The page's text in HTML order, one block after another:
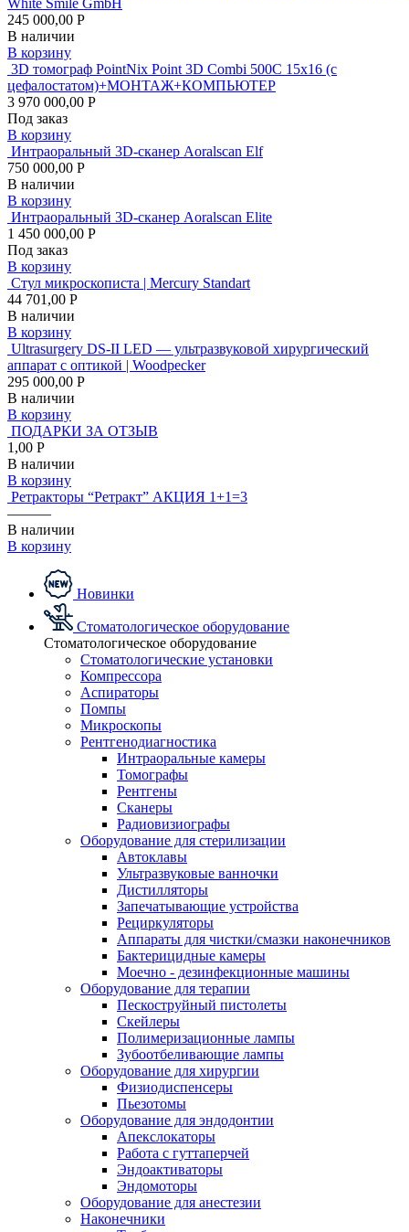
245 000,00 Р
В наличии
В корзину
3D томограф PointNix Point 3D Combi 500C 15х16 (с
цефалостатом)+МОНТАЖ+КОМПЬЮТЕР
3 970 000,00 Р
Под заказ
В корзину
Интраоральный 3D-сканер Aoralscan Elf
750 000,00 Р
В наличии
В корзину
Интраоральный 3D-сканер Aoralscan Elite
1 450 000,00 Р
Под заказ
В корзину
Стул микроскописта | Mercury Standart
44 701,00 Р
В наличии
В корзину
Ultrasurgery DS-II LED — ультразвуковой хирургический
аппарат с оптикой | Woodpecker
295 000,00 Р
В наличии
В корзину
ПОДАРКИ ЗА ОТЗЫВ
1,00 Р
В наличии
В корзину
Ретракторы “Ретракт” АКЦИЯ 1+1=3
———
В наличии
В корзину
Новинки
Стоматологическое оборудование
Стоматологическое оборудование
Стоматологические установки
Компрессора
Аспираторы
Помпы
Микроскопы
Рентгенодиагностика
Интраоральные камеры
Томографы
Рентгены
Сканеры
Радиовизиографы
Оборудование для стерилизации
Автоклавы
Ультразвуковые ванночки
Дистилляторы
Запечатывающие устройства
Рециркуляторы
Аппараты для чистки/смазки наконечников
Бактерицидные камеры
Моечно - дезинфекционные машины
Оборудование для терапии
Пескоструйный пистолеты
Скейлеры
Полимеризационные лампы
Зубоотбеливающие лампы
Оборудование для хирургии
Физиодиспенсеры
Пьезотомы
Оборудование для эндодонтии
Апекслокаторы
Работа с гуттаперчей
Эндоактиваторы
Эндомоторы
Оборудование для анестезии
Наконечники